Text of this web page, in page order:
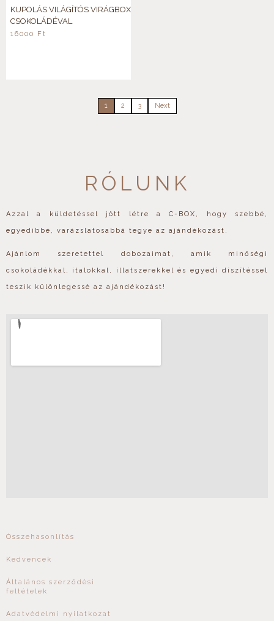
KUPOLÁS VILÁGÍTÓS VIRÁGBOX
CSOKOLÁDÉVAL
16000 Ft
1 2 3 Next
RÓLUNK
Azzal a küldetéssel jött létre a C-BOX, hogy szebbé,
egyedibbé, varázslatosabbá tegye az ajándékozást.
Ajánlom szeretettel dobozaimat, amik minőségi
csokoládékkal, italokkal, illatszerekkel és egyedi díszítéssel
teszik különlegessé az ajándékozást!
Összehasonlítás
Kedvencek
Általános szerződési
feltételek
Adatvédelmi nyilatkozat